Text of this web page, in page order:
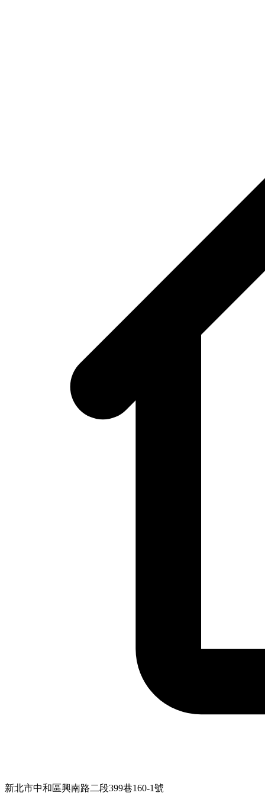
新北市中和區興南路二段399巷160-1號